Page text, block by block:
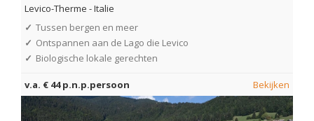
Levico-Therme -Italie
✓ Tussen bergen en meer
✓ Ontspannen aan de Lago die Levico
✓ Biologische lokale gerechten
v.a. € 44 p.n.p.persoon Bekijken